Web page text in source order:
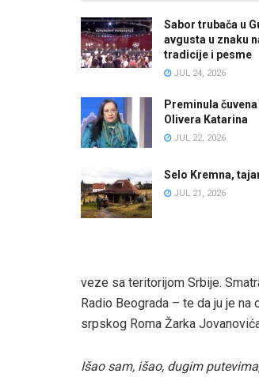
Sabor trubača u
avgusta u znaku
tradicije i pesme
JUL 24, 2026
Preminula
Olivera Katarina
JUL 22, 2026
Selo Kremna,
JUL 21, 2026
veze sa teritorijom Srbije.
Radio Beograda – te da ju je
srpskog Roma Žarka
Išao sam, išao, dugim